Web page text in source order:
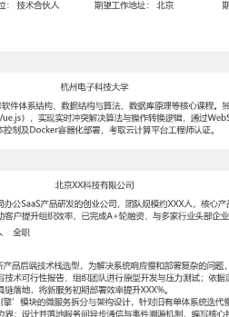
合伙人期望工作地址: 北京期望薪资:
智能协同办公SaaS产品研发的创业公
家中大型企业客户，通过AI与流程引